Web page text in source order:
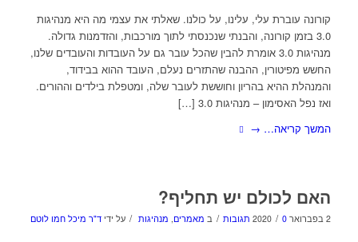
קורונה עוברת עלי, עלינו, על כולנו. שאלתי את עצמי מה היא מנהיגות
3.0 בזמן קורונה, והבנתי שנכנסתי לתוך מורכבות, והזדמנות גדולה.
מנהיגות 3.0 אומרת להבין שהכל עובר גם על העובדות והעובדים שלנו,
החשש מפיטורין, ההבנה שהתזרים נעלם, העובד ההוא בבידוד,
והמנהלת ההיא בהריון וחוששת לעובר שלה, ומטפלת בילדים וההורים.
ואז נפל האסימון – מנהיגות 3.0 […]
המשך קריאה… →
האם לכולם יש תחליף?
2 בפברואר 2020 / 0 תגובות / ב מאמרים מנהיגות / על ידי ד"ר מיכל חמו לוטם